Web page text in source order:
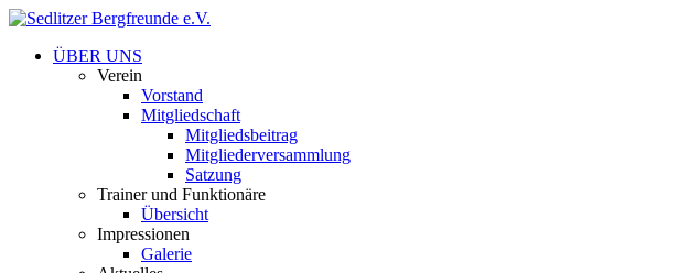
ÜBER UNS
Verein
Vorstand
Mitgliedschaft
Mitgliedsbeitrag
Mitgliederversammlung
Satzung
Trainer und Funktionäre
Übersicht
Impressionen
Galerie